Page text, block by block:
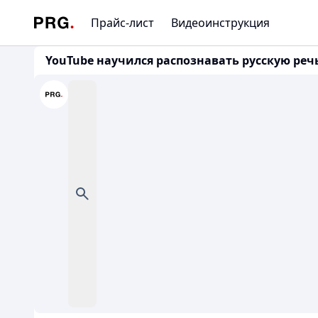
Прайс-лист Видеоинструкция
YouTube научился распознавать русскую